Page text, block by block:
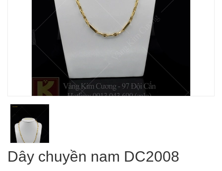
Dây chuyền nam DC2008